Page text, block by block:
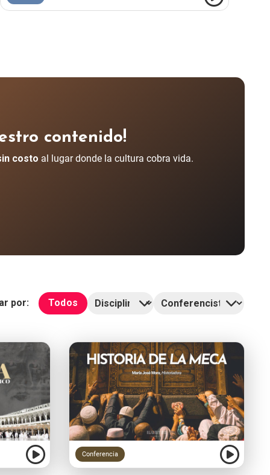
contenido!
costo al lugar donde la cultura cobra vida.
por: Todos
Conferencia